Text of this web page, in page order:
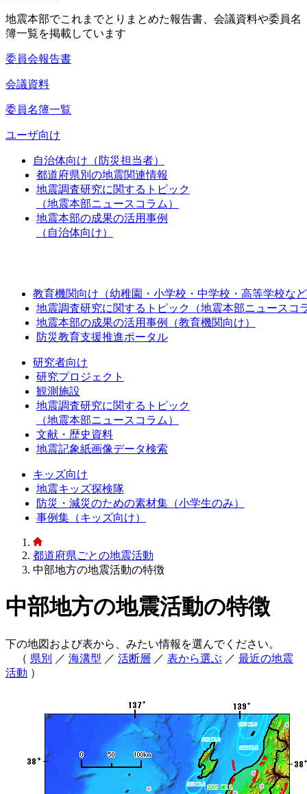
地震本部でこれまでとりまとめた報告書、会議資料や委員名
簿一覧を掲載しています
委員会報告書
会議資料
委員名簿一覧
ユーザ向け
自治体向け（防災担当者）
都道府県別の地震関連情報
地震調査研究に関するトピック
（地震本部ニュースコラム）
地震本部の成果の活用事例
（自治体向け）
教育機関向け（幼稚園・小学校・中学校・高等学校な
地震調査研究に関するトピック（地震本部ニュースコ
地震本部の成果の活用事例（教育機関向け）
防災教育支援推進ポータル
研究者向け
研究プロジェクト
観測施設
地震調査研究に関するトピック
（地震本部ニュースコラム）
文献・歴史資料
地震記象紙画像データ検索
キッズ向け
地震キッズ探検隊
防災・減災のための素材集（小学生のみ）
事例集（キッズ向け）
都道府県ごとの地震活動
中部地方の地震活動の特徴
中部地方の地震活動の特徴
下の地図および表から、みたい情報を選んでください。
（ 県別 ／ 海溝型 ／ 活断層 ／ 表から選ぶ ／ 最近の地震
活動 ）